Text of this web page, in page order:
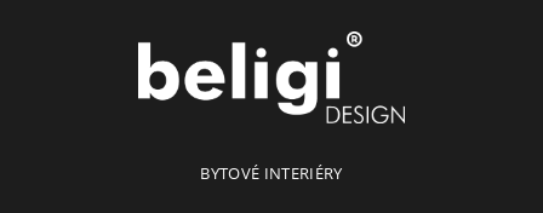
BYTOVÉ INTERIÉRY